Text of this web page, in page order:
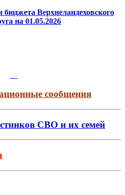
бюджета Верхнеландеховского
на 01.05.2026
сообщения
СВО и их семей